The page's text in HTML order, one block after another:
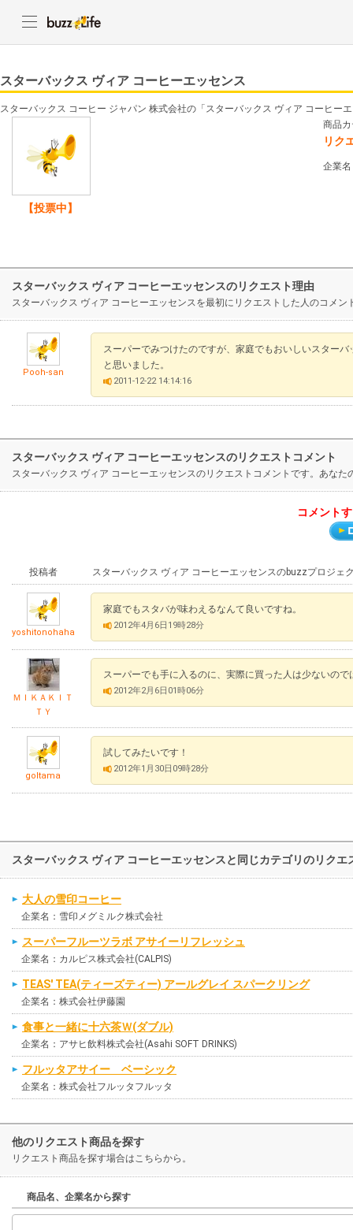
スターバックス ヴィア コーヒーエッセンス
スターバックス コーヒー ジャパン 株式会社の「スターバックス ヴィア コーヒー
【投票中】
商品
リク
企業
スターバックス ヴィア コーヒーエッセンスのリクエスト理由
スターバックス ヴィア コーヒーエッセンスを最初にリクエストした人のコメン
Pooh-san
スーパーでみつけたのですが、家庭でもおいしいスター
と思いました。
2011-12-22 14:14:16
スターバックス ヴィア コーヒーエッセンスのリクエストコメント
スターバックス ヴィア コーヒーエッセンスのリクエストコメントです。あな
コメント
投稿者 スターバックス ヴィア コーヒーエッセンスのbuzzプロジェ
yoshitonohaha
家庭でもスタバが味わえるなんて良いですね。
2012年4月6日19時28分
ＭＩＫＡＫＩＴ
ＴＹ
スーパーでも手に入るのに、実際に買った人は少ないので
2012年2月6日01時06分
goltama
試してみたいです！
2012年1月30日09時28分
スターバックス ヴィア コーヒーエッセンスと同じカテゴリのリクエ
大人の雪印コーヒー
企業名：雪印メグミルク株式会社
スーパーフルーツラボ アサイーリフレッシュ
企業名：カルピス株式会社(CALPIS)
TEAS' TEA(ティーズティー) アールグレイ スパークリング
企業名：株式会社伊藤園
食事と一緒に十六茶Ｗ(ダブル)
企業名：アサヒ飲料株式会社(Asahi SOFT DRINKS)
フルッタアサイー ベーシック
企業名：株式会社フルッタフルッタ
他のリクエスト商品を探す
リクエスト商品を探す場合はこちらから。
商品名、企業名から探す